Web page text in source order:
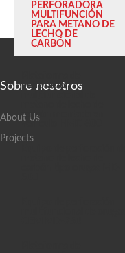
PERFORADORA
MULTIFUNCIÓN
PARA METANO DE
LECHO DE
CARBÓN
perforación
carbón montada en
Sobre nosotros
About Us
Projects